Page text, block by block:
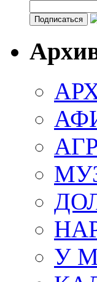
У